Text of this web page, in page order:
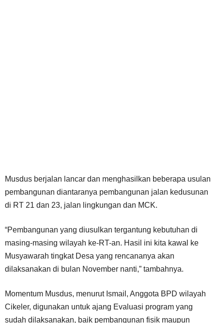
Musdus berjalan lancar dan menghasilkan beberapa usulan
pembangunan diantaranya pembangunan jalan kedusunan
di RT 21 dan 23, jalan lingkungan dan MCK.
“Pembangunan yang diusulkan tergantung kebutuhan di
masing-masing wilayah ke-RT-an. Hasil ini kita kawal ke
Musyawarah tingkat Desa yang rencananya akan
dilaksanakan di bulan November nanti,” tambahnya.
Momentum Musdus, menurut Ismail, Anggota BPD wilayah
Cikeler, digunakan untuk ajang Evaluasi program yang
sudah dilaksanakan, baik pembangunan fisik maupun